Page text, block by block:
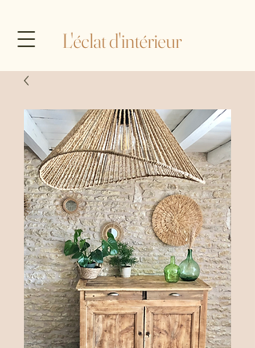
L'éclat d'intérieur